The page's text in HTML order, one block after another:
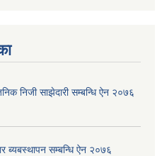
निजी साझेदारी सम्बन्धि ऐन २०७६
ब्यबस्थापन सम्बन्धि ऐन २०७६